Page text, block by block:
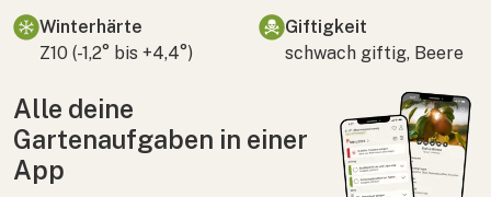
Winterhärte
Z10 (-1,2° bis +4,4°)
Giftigkeit
schwach giftig, Beere
Alle deine
Gartenaufgaben in einer
App